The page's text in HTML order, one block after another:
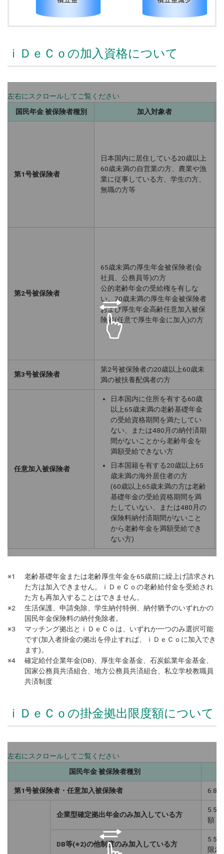
ｉＤｅＣｏの加入資格について
国民年金 被保険者種別 加入対象者
第1号被保険者
日本国内に居住している20歳以上
60歳未満の自営業の方、農業や漁
業に従事している方、学生の方、
無職の方等
第2号被保険者
65歳未満の厚生年金被保険者(会
社員、公務員等)の方
公的老齢年金の受給権を有しな
い、70歳未満の厚生年金被保険者
および厚生年金高齢任意加入被保
険者(任意で厚生年金に加入)の方
第3号被保険者
第2号被保険者の20歳以上60歳未
満の被扶養配偶者の方
任意加入被保険者
日本国内に住所を有する60歳
以上65歳未満の老齢基礎年金
の受給資格期間を満たしてい
ない、または480月の納付済期
間がないことから老齢年金を
満額受給できない方
日本国籍を有する20歳以上65
歳未満の海外居住者の方
(60歳以上65歳未満の方は老齢
基礎年金の受給資格期間を満
たしていない、または480月の
保険料納付済期間がないこと
から老齢年金を満額受給でき
ない方)
※1
老齢基礎年金または老齢厚生年金を65歳前に繰上げ請求され
た方は加入できません。ｉＤｅＣｏの老齢給付金を受給され
た方も再加入することはできません。
※2
生活保護、申請免除、学生納付特例、納付猶予のいずれかの
国民年金保険料の納付免除者。
※3
マッチング拠出とｉＤｅＣｏは、いずれか一つのみ選択可能
です(加入者掛金の拠出を停止すれば、ｉＤｅＣｏに加入でき
ます)。
※4
確定給付企業年金(DB)、厚生年金基金、石炭鉱業年金基金、
国家公務員共済組合、地方公務員共済組合、私立学校教職員
共済制度
ｉＤｅＣｏの掛金拠出限度額について
国民年金 被保険者種別
第1号被保険者・任意加入被保険者 6.8
企業型確定拠出年金のみ加入している方
5.5
額
DB等(※2)の他制度のみ加入している方
5.5
限2